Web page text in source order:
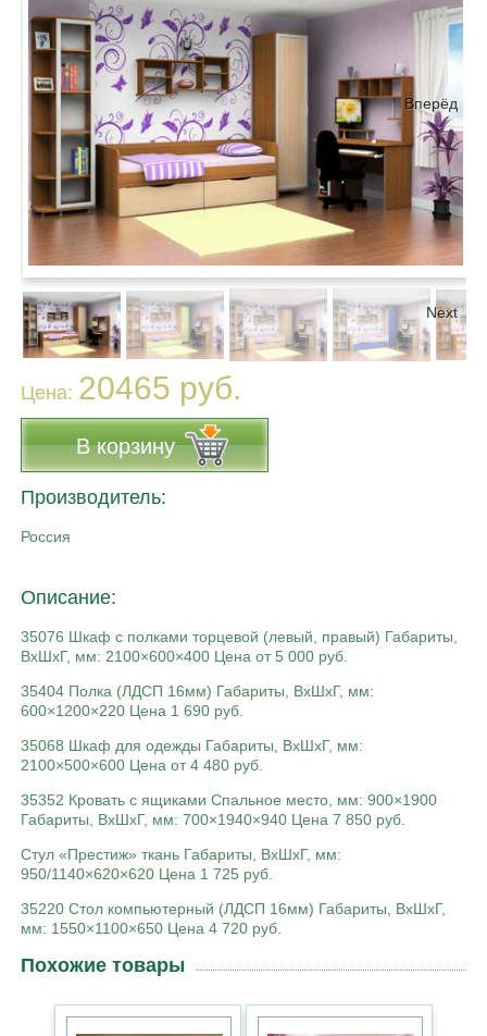
Вперёд
Next
Цена: 20465 руб.
В корзину
Производитель:
Россия
Описание:
35076 Шкаф с полками торцевой (левый, правый) Габариты,
ВхШхГ, мм: 2100×600×400 Цена от 5 000 руб.
35404 Полка (ЛДСП 16мм) Габариты, ВхШхГ, мм:
600×1200×220 Цена 1 690 руб.
35068 Шкаф для одежды Габариты, ВхШхГ, мм:
2100×500×600 Цена от 4 480 руб.
35352 Кровать с ящиками Спальное место, мм: 900×1900
Габариты, ВхШхГ, мм: 700×1940×940 Цена 7 850 руб.
Стул «Престиж» ткань Габариты, ВхШхГ, мм:
950/1140×620×620 Цена 1 725 руб.
35220 Стол компьютерный (ЛДСП 16мм) Габариты, ВхШхГ,
мм: 1550×1100×650 Цена 4 720 руб.
Похожие товары